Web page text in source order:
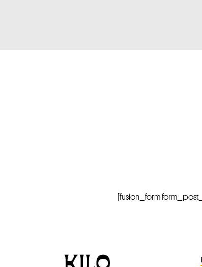
[fusion_form